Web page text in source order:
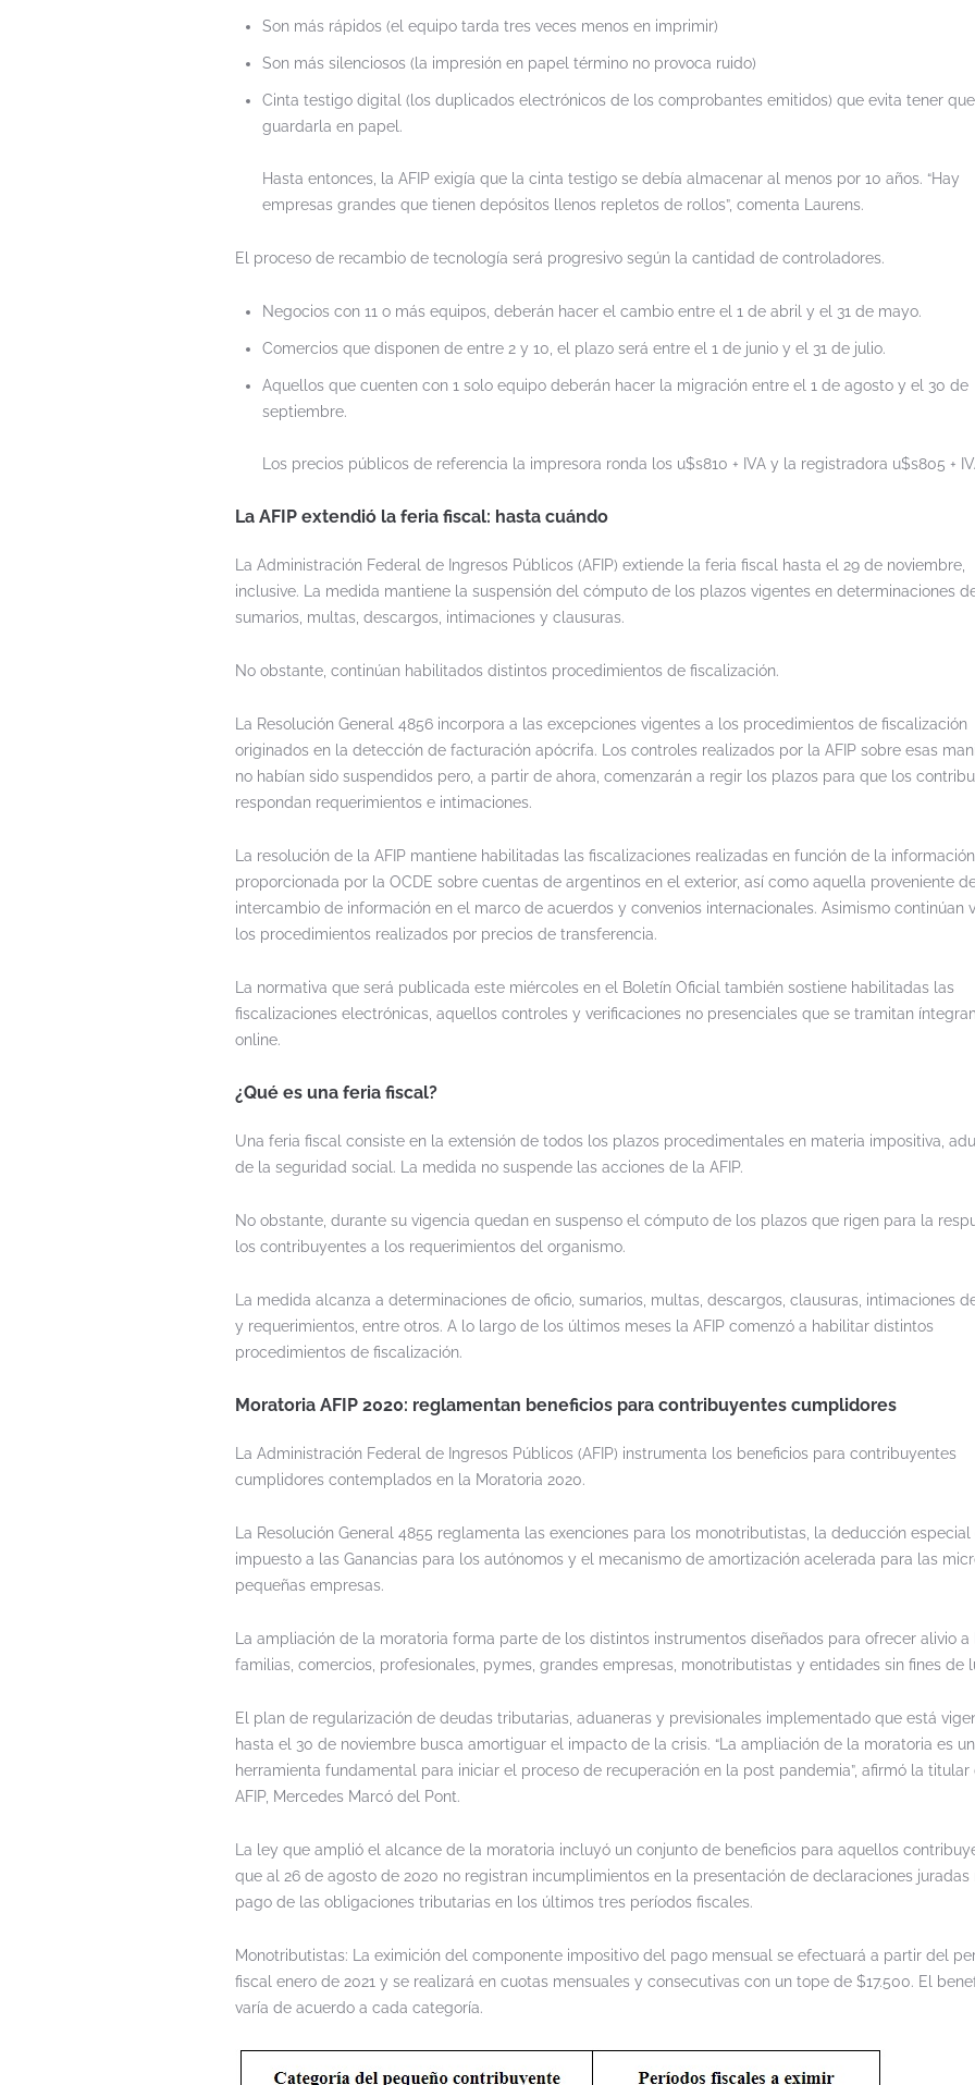
Son más rápidos (el equipo tarda tres veces menos en imprimir)
Son más silenciosos (la impresión en papel término no provoca ruido)
Cinta testigo digital (los duplicados electrónicos de los comprobantes emitidos) que evita tener que
guardarla en papel.
Hasta entonces, la AFIP exigía que la cinta testigo se debía almacenar al menos por 10 años. “Hay
empresas grandes que tienen depósitos llenos repletos de rollos”, comenta Laurens.
El proceso de recambio de tecnología será progresivo según la cantidad de controladores.
Negocios con 11 o más equipos, deberán hacer el cambio entre el 1 de abril y el 31 de mayo.
Comercios que disponen de entre 2 y 10, el plazo será entre el 1 de junio y el 31 de julio.
Aquellos que cuenten con 1 solo equipo deberán hacer la migración entre el 1 de agosto y el 30 de
septiembre.
Los precios públicos de referencia la impresora ronda los u$s810 + IVA y la registradora u$s805 +
La AFIP extendió la feria fiscal: hasta cuándo
La Administración Federal de Ingresos Públicos (AFIP) extiende la feria fiscal hasta el 29 de noviembre,
inclusive. La medida mantiene la suspensión del cómputo de los plazos vigentes en determinaciones
sumarios, multas, descargos, intimaciones y clausuras.
No obstante, continúan habilitados distintos procedimientos de fiscalización.
La Resolución General 4856 incorpora a las excepciones vigentes a los procedimientos de fiscalización
originados en la detección de facturación apócrifa. Los controles realizados por la AFIP sobre esas
no habían sido suspendidos pero, a partir de ahora, comenzarán a regir los plazos para que los
respondan requerimientos e intimaciones.
La resolución de la AFIP mantiene habilitadas las fiscalizaciones realizadas en función de la información
proporcionada por la OCDE sobre cuentas de argentinos en el exterior, así como aquella proveniente
intercambio de información en el marco de acuerdos y convenios internacionales. Asimismo continúan
los procedimientos realizados por precios de transferencia.
La normativa que será publicada este miércoles en el Boletín Oficial también sostiene habilitadas las
fiscalizaciones electrónicas, aquellos controles y verificaciones no presenciales que se tramitan
online.
¿Qué es una feria fiscal?
Una feria fiscal consiste en la extensión de todos los plazos procedimentales en materia impositiva,
de la seguridad social. La medida no suspende las acciones de la AFIP.
No obstante, durante su vigencia quedan en suspenso el cómputo de los plazos que rigen para la
los contribuyentes a los requerimientos del organismo.
La medida alcanza a determinaciones de oficio, sumarios, multas, descargos, clausuras, intimaciones
y requerimientos, entre otros. A lo largo de los últimos meses la AFIP comenzó a habilitar distintos
procedimientos de fiscalización.
Moratoria AFIP 2020: reglamentan beneficios para contribuyentes cumplidores
La Administración Federal de Ingresos Públicos (AFIP) instrumenta los beneficios para contribuyentes
cumplidores contemplados en la Moratoria 2020.
La Resolución General 4855 reglamenta las exenciones para los monotributistas, la deducción
impuesto a las Ganancias para los autónomos y el mecanismo de amortización acelerada para las
pequeñas empresas.
La ampliación de la moratoria forma parte de los distintos instrumentos diseñados para ofrecer alivio a
familias, comercios, profesionales, pymes, grandes empresas, monotributistas y entidades sin fines de
El plan de regularización de deudas tributarias, aduaneras y previsionales implementado que está
hasta el 30 de noviembre busca amortiguar el impacto de la crisis. “La ampliación de la moratoria es
herramienta fundamental para iniciar el proceso de recuperación en la post pandemia”, afirmó la titular
AFIP, Mercedes Marcó del Pont.
La ley que amplió el alcance de la moratoria incluyó un conjunto de beneficios para aquellos
que al 26 de agosto de 2020 no registran incumplimientos en la presentación de declaraciones juradas
pago de las obligaciones tributarias en los últimos tres períodos fiscales.
Monotributistas: La eximición del componente impositivo del pago mensual se efectuará a partir del
fiscal enero de 2021 y se realizará en cuotas mensuales y consecutivas con un tope de $17.500. El
varía de acuerdo a cada categoría.